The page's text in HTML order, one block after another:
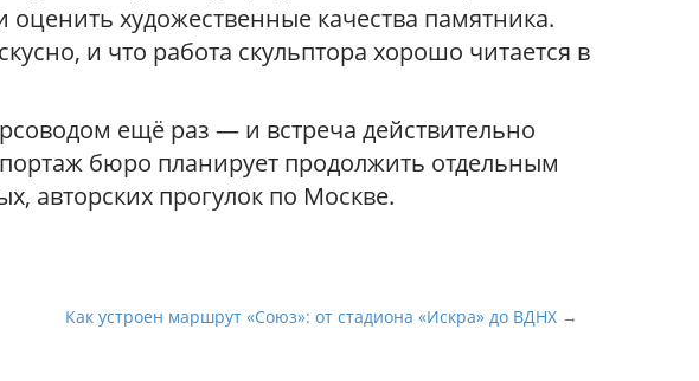
художественные качества памятника.
и что работа скульптора хорошо читается в
ещё раз — и встреча действительно
бюро планирует продолжить отдельным
авторских прогулок по Москве.
Как устроен маршрут «Союз»: от стадиона «Искра» до ВДНХ →